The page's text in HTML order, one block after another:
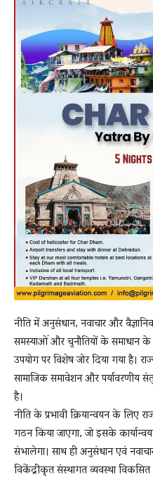
नीति में अनुसंधान, नवाचार और
समस्याओं और चुनौतियों के समाधान के
उपयोग पर विशेष जोर दिया गया है।
सामाजिक समावेशन और पर्यावरणीय
है।
नीति के प्रभावी क्रियान्वयन के लिए
गठन किया जाएगा, जो इसके
संभालेगा। साथ ही अनुसंधान एवं
विकेंद्रीकृत संस्थागत व्यवस्था विकसित